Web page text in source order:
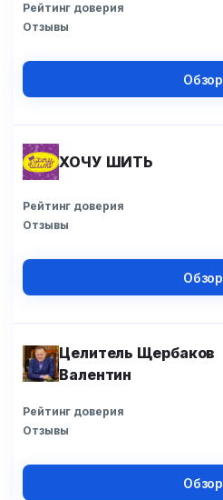
Рейтинг доверия
Отзывы
Обзор
ХОЧУ ШИТЬ
Рейтинг доверия
Отзывы
Обзор
Целитель Щербаков
Валентин
Рейтинг доверия
Отзывы
Обзор